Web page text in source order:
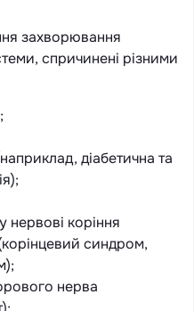
захворювання
спричинені різними
діабетична та
нервові коріння
синдром,
нерва